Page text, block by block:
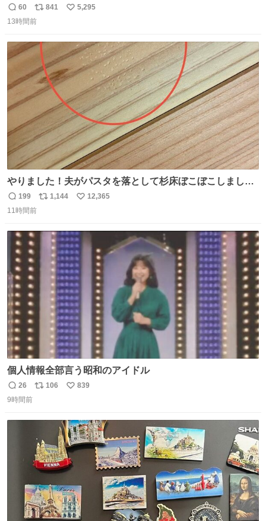
も愛される理由と可能性 kai-you.net/article/96186 『映画
ちいかわ 人魚の島のひみつ』を3回観て、原作も追ってい
す。ちいかわ初心者向けです🖊
返
信
60
リ
ポ
ト
数
841
い
数
5,295
13時間前
やりました！夫がパスタを落として杉床ぼこぼこしまし
た！よかったーーー！ファーストぼこぼこ自分じゃなく
て！これで第二波いつでもいけます！！！✌️いやーほっと
は乾燥パスタに負けます。豆腐くらいやわやわです。
返
信
199
リ
1,144
い
数
12,365
11時間前
個人情報全部言う昭和のアイドル
返
信
26
リ
数
106
い
数
839
9時間前